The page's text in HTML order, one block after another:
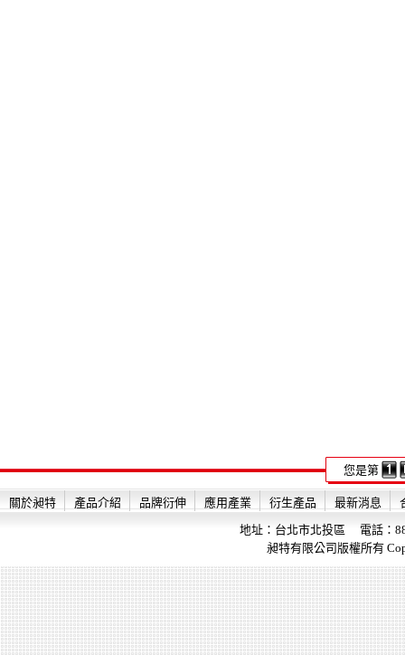
您是第
關於昶特 產品介紹 品牌衍伸 應用產業 衍生產品 最新消息
地址：台北市北投區 電話：
昶特有限公司版權所有